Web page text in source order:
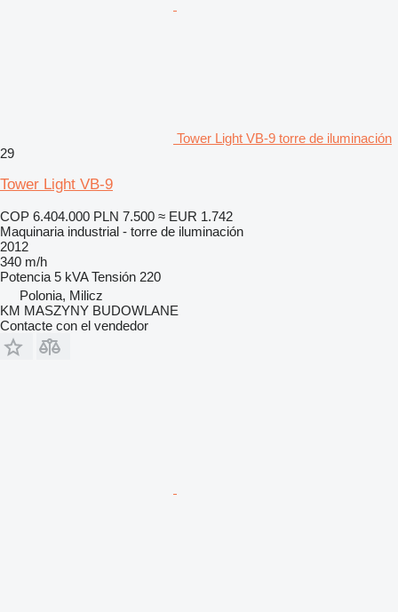
Tower Light VB-9 torre de iluminación
29
Tower Light VB-9
COP 6.404.000 PLN 7.500 ≈ EUR 1.742
Maquinaria industrial - torre de iluminación
2012
340 m/h
Potencia 5 kVA Tensión 220
Polonia, Milicz
KM MASZYNY BUDOWLANE
Contacte con el vendedor